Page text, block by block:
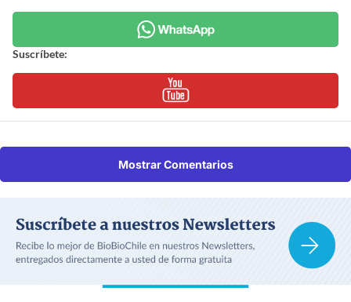
Suscríbete:
Mostrar Comentarios